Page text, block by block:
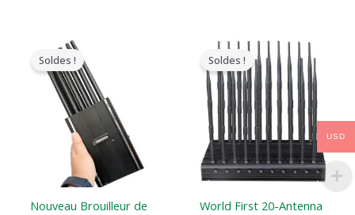
Soldes !
Nouveau Brouilleur de
Le
prix
original
était
:
$999.00.$649.99.
Soldes !
World First 20-Antenna
Le
prix
original
était
:
$1,399.00.
Le
prix
actuel
est
:
$749.99.
USD